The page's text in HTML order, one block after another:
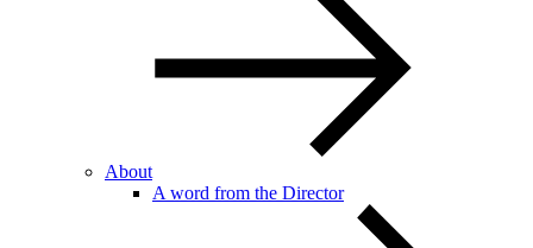
About
A word from the Director